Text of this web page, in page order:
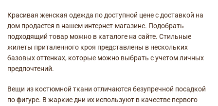
Красивая женская одежда по доступной цене с доставкой на
дом продается в нашем интернет-магазине. Подобрать
подходящий товар можно в каталоге на сайте. Стильные
жилеты приталенного кроя представлены в нескольких
базовых оттенках, которые можно выбрать с учетом личных
предпочтений.
Вещи из костюмной ткани отличаются безупречной посадкой
по фигуре. В жаркие дни их используют в качестве первого